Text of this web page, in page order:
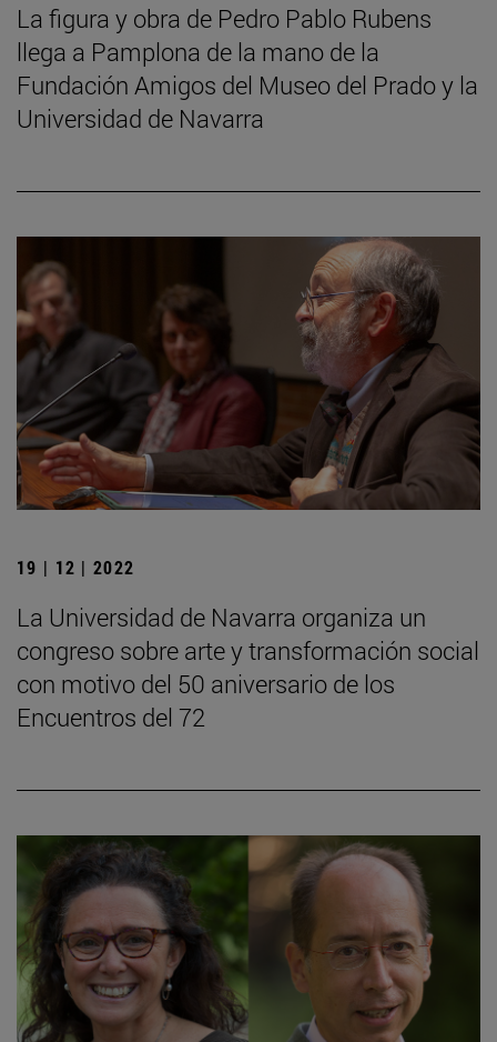
La figura y obra de Pedro Pablo Rubens
llega a Pamplona de la mano de la
Fundación Amigos del Museo del Prado y la
Universidad de Navarra
19 | 12 | 2022
La Universidad de Navarra organiza un
congreso sobre arte y transformación social
con motivo del 50 aniversario de los
Encuentros del 72